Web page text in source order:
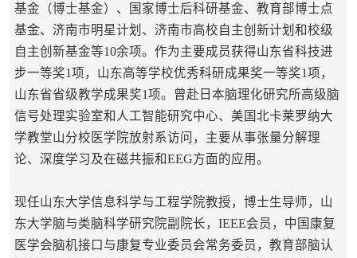
基金（博士基金）、国家博士后科研基金、教育部博士点
基金、济南市明星计划、济南市高校自主创新计划和校级
自主创新基金等10余项。作为主要成员获得山东省科技进
步一等奖1项，山东高等学校优秀科研成果奖一等奖1项，
山东省省级教学成果奖1项。曾赴日本脑理化研究所高级脑
信号处理实验室和人工智能研究中心、美国北卡莱罗纳大
学教堂山分校医学院放射系访问，主要从事张量分解理
论、深度学习及在磁共振和EEG方面的应用。
现任山东大学信息科学与工程学院教授，博士生导师，山
东大学脑与类脑科学研究院副院长，IEEE会员，中国康复
医学会脑机接口与康复专业委员会常务委员，教育部脑认